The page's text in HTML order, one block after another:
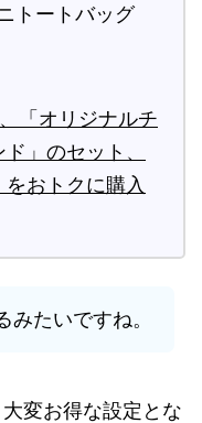
トートバッグ
「オリジナルチ
」のセット、
をおトクに購入
みたいですね。
大変お得な設定とな